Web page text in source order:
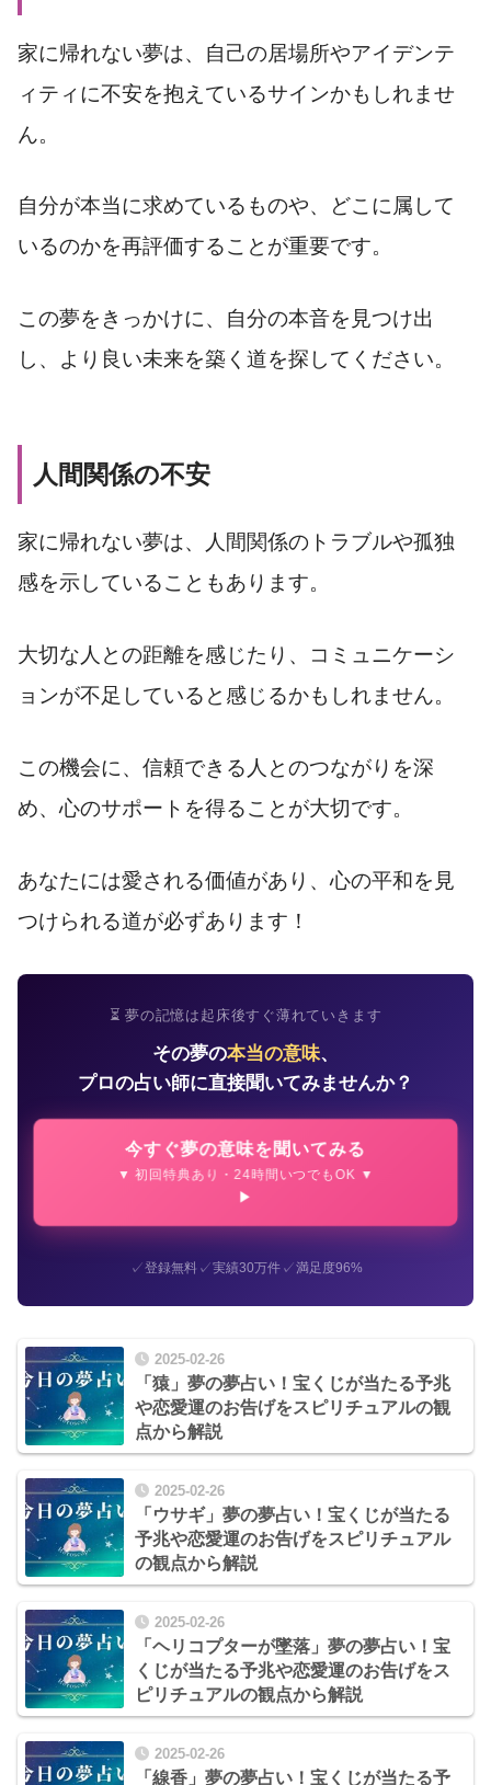
家に帰れない夢は、自己の居場所やアイデンテ
ィティに不安を抱えているサインかもしれませ
ん。
自分が本当に求めているものや、どこに属して
いるのかを再評価することが重要です。
この夢をきっかけに、自分の本音を見つけ出
し、より良い未来を築く道を探してください。
人間関係の不安
家に帰れない夢は、人間関係のトラブルや孤独
感を示していることもあります。
大切な人との距離を感じたり、コミュニケーシ
ョンが不足していると感じるかもしれません。
この機会に、信頼できる人とのつながりを深
め、心のサポートを得ることが大切です。
あなたには愛される価値があり、心の平和を見
つけられる道が必ずあります！
⏳ 夢の記憶は起床後すぐ薄れていきます
その夢の本当の意味、
プロの占い師に直接聞いてみませんか？
今すぐ夢の意味を聞いてみる
▼ 初回特典あり・24時間いつでもOK ▼
✓登録無料✓実績30万件✓満足度96%
2025-02-26
「猿」夢の夢占い！宝くじが当たる予兆
や恋愛運のお告げをスピリチュアルの観
点から解説
2025-02-26
「ウサギ」夢の夢占い！宝くじが当たる
予兆や恋愛運のお告げをスピリチュアル
の観点から解説
2025-02-26
「ヘリコプターが墜落」夢の夢占い！宝
くじが当たる予兆や恋愛運のお告げをス
ピリチュアルの観点から解説
2025-02-26
「線香」夢の夢占い！宝くじが当たる予